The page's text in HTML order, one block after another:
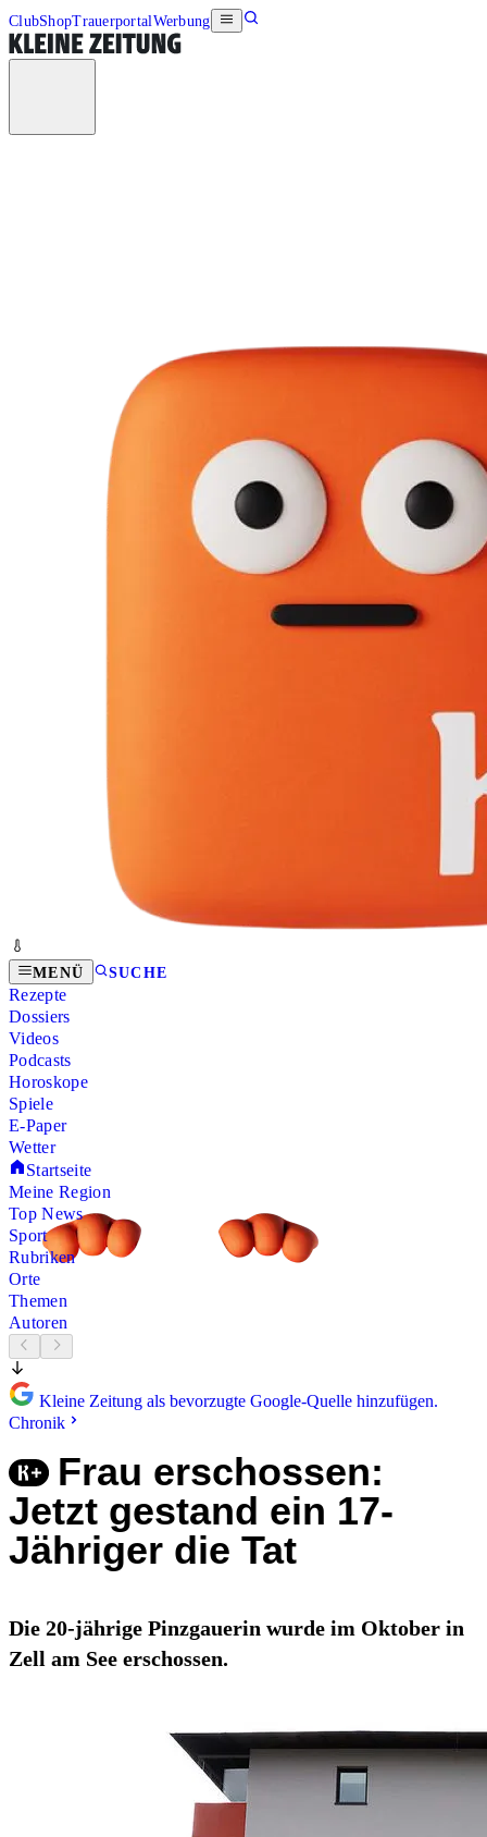
ClubShopTrauerportalWerbung
MENÜ SUCHE
Rezepte
Dossiers
Videos
Podcasts
Horoskope
Spiele
E-Paper
Wetter
Startseite
Meine Region
Top News
Sport
Rubriken
Orte
Themen
Autoren
Kleine Zeitung als bevorzugte Google-Quelle hinzufügen.
Chronik
Frau erschossen:
Jetzt gestand ein 17-
Jähriger die Tat
Die 20-jährige Pinzgauerin wurde im Oktober in
Zell am See erschossen.